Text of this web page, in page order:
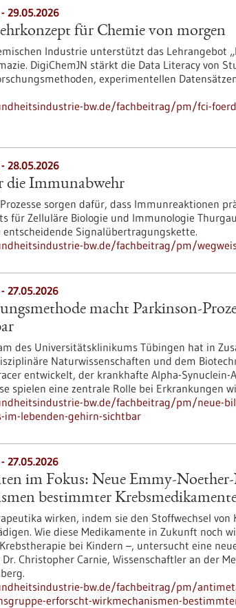
29.05.2026
für Chemie von morgen
Industrie unterstützt das Lehrangebot
DigiChemJN stärkt die Data Literacy von
experimentellen
bw.de/fachbeitrag/pm/fci-
28.05.2026
die Immunabwehr
sorgen dafür, dass Immunreaktionen
für Zelluläre Biologie und Immunologie
Signalübertragungskette.
bw.de/fachbeitrag/pm/
27.05.2026
macht Parkinson-
des Universitätsklinikums Tübingen hat in
Naturwissenschaften und dem
entwickelt, der krankhafte Alpha-
spielen eine zentrale Rolle bei Erkrankungen
bw.de/fachbeitrag/pm/neue-
im-lebenden-gehirn-sichtbar
27.05.2026
im Fokus: Neue Emmy-
bestimmter
wirken, indem sie den Stoffwechsel
Wie diese Medikamente in Zukunft noch
bei Kindern –, untersucht eine
Christopher Carnie, Wissenschaftler an der
bw.de/fachbeitrag/pm/
erforscht-wirkmechanismen-